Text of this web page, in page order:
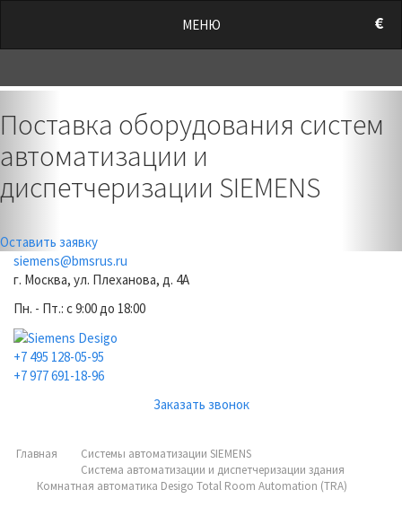
€
МЕНЮ
Поставка оборудования систем
автоматизации и
диспетчеризации SIEMENS
Оставить заявку
siemens@bmsrus.ru
г. Москва, ул. Плеханова, д. 4А
Пн. - Пт.: c 9:00 до 18:00
+7 495 128-05-95
+7 977 691-18-96
Заказать звонок
Главная
Системы автоматизации SIEMENS
Система автоматизации и диспетчеризации здания
Комнатная автоматика Desigo Total Room Automation (TRA)